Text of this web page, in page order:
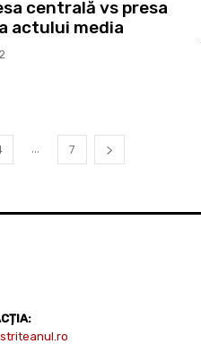
centrală vs presa
actului media
... 7